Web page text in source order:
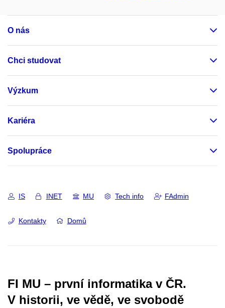
O nás
Chci studovat
Výzkum
Kariéra
Spolupráce
IS INET MU Tech info FAdmin
Kontakty Domů
FI MU – první informatika v ČR.
V historii, ve vědě, ve svobodě